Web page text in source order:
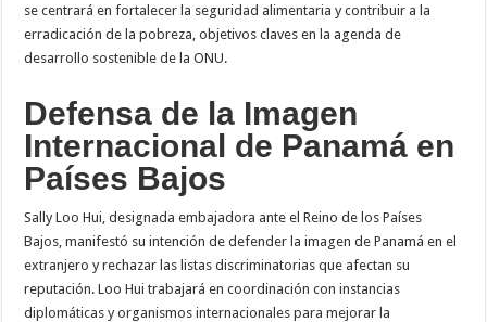
se centrará en fortalecer la seguridad alimentaria y contribuir a la
erradicación de la pobreza, objetivos claves en la agenda de
desarrollo sostenible de la ONU.
Defensa de la Imagen
Internacional de Panamá en
Países Bajos
Sally Loo Hui, designada embajadora ante el Reino de los Países
Bajos, manifestó su intención de defender la imagen de Panamá en el
extranjero y rechazar las listas discriminatorias que afectan su
reputación. Loo Hui trabajará en coordinación con instancias
diplomáticas y organismos internacionales para mejorar la